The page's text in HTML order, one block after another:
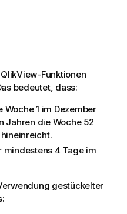
QlikView-Funktionen
bedeutet, dass:
1 im Dezember
Jahren die Woche 52
mindestens 4 Tage im
gestückelter